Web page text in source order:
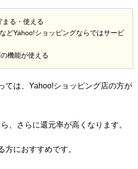
まる・使える
どYahoo!ショッピングならではサービ
機能が使える
ては、Yahoo!ショッピング店の方が
、さらに還元率が高くなります。
方におすすめです。